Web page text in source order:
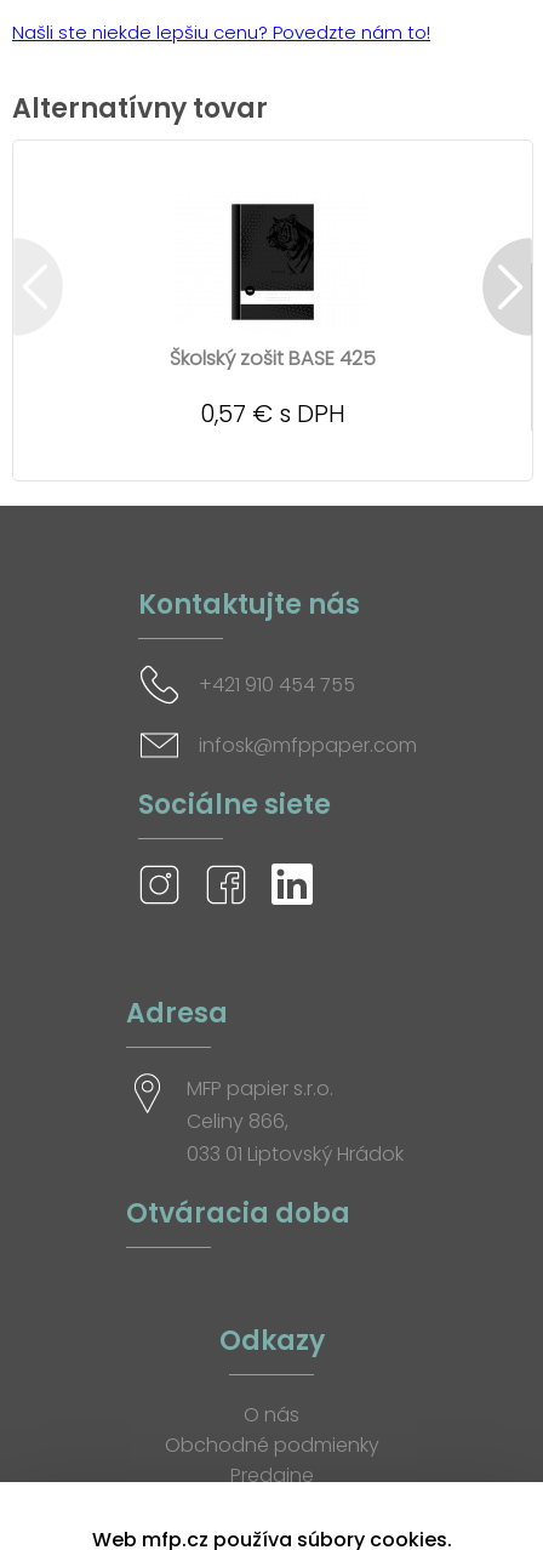
Našli ste niekde lepšiu cenu? Povedzte nám to!
Alternatívny tovar
Školský zošit BASE 425
0,57 € s DPH
Kontaktujte nás
+421 910 454 755
infosk@mfppaper.com
Sociálne siete
Adresa
MFP papier s.r.o.
Celiny 866,
033 01 Liptovský Hrádok
Otváracia doba
Odkazy
O nás
Obchodné podmienky
Predajne
K stiahnutiu
Web mfp.cz používa súbory cookies.